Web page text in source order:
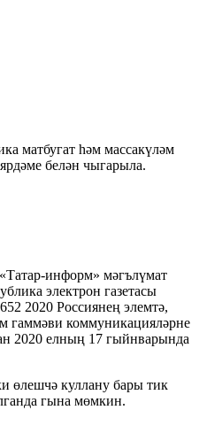
матбугат һәм массакүләм
белән чыгарыла.
информ» мәгълүмат
электрон газетасы
2020 Россиянең элемтә,
гаммәви коммуникацияләрне
2020 елның 17 гыйнварында
өлешчә куллану бары тик
гына мөмкин.